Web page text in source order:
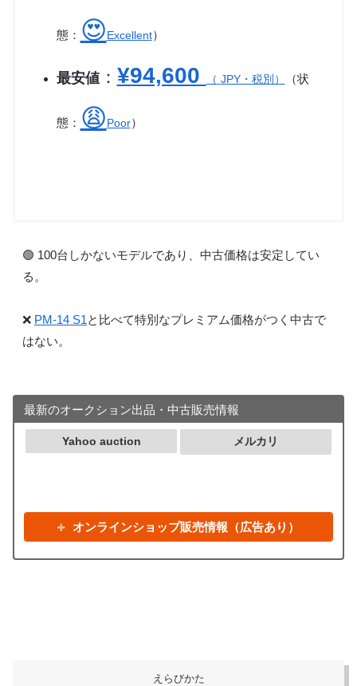
態： 😍Excellent）
最安値： ¥94,600 （ JPY・税別） （状
態： 😩Poor）
🟢 100台しかないモデルであり、中古価格は安定してい
る。
❌ PM-14 S1と比べて特別なプレミアム価格がつく中古で
はない。
最新のオークション出品・中古販売情報
Yahoo auction メルカリ
オンラインショップ販売情報（広告あり）
えらびかた